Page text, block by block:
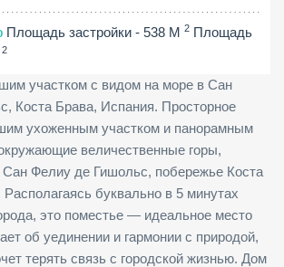
Площадь застройки - 538 M 2 Площадь
2
участком с видом на море в Сан
Коста Брава, Испания. Просторное
ухоженным участком и панорамным
величественные горы,
Сан Фелиу де Гишольс, побережье Коста
буквально в 5 минутах
это поместье — идеальное место
об уединении и гармонии с природой,
терять связь с городской жизнью. Дом